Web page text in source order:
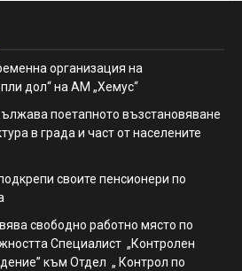
организация на
дол“ на АМ „Хемус“
поетапното възстановяване
в града и част от населените
своите пенсионери по
свободно работно място по
Специалист „Контролен
към Отдел „ Контрол по